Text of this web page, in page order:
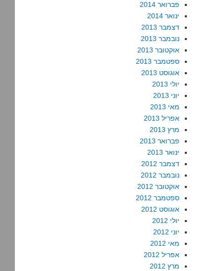
פברואר 2014
ינואר 2014
דצמבר 2013
נובמבר 2013
אוקטובר 2013
ספטמבר 2013
אוגוסט 2013
יולי 2013
יוני 2013
מאי 2013
אפריל 2013
מרץ 2013
פברואר 2013
ינואר 2013
דצמבר 2012
נובמבר 2012
אוקטובר 2012
ספטמבר 2012
אוגוסט 2012
יולי 2012
יוני 2012
מאי 2012
אפריל 2012
מרץ 2012